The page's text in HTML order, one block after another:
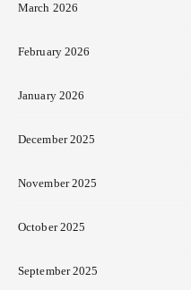
March 2026
February 2026
January 2026
December 2025
November 2025
October 2025
September 2025